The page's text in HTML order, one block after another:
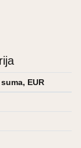
EUR